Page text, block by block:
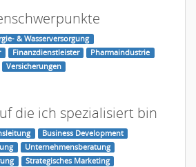
& Wasserversorgung
Finanzdienstleister
Pharmaindustrie
Versicherungen
die ich spezialisiert bin
Business Development
Unternehmensberatung
Strategisches Marketing